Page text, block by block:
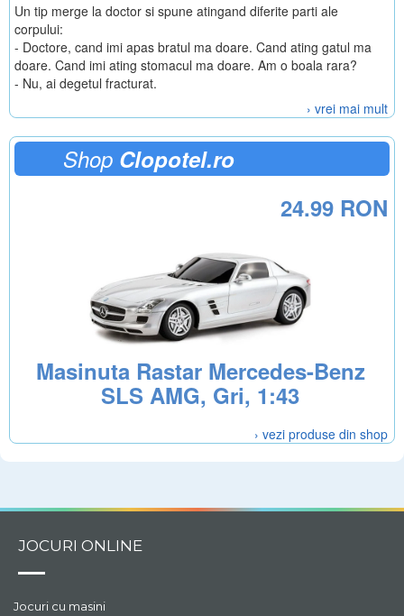
Un tip merge la doctor si spune atingand diferite parti ale
corpului:
- Doctore, cand imi apas bratul ma doare. Cand ating gatul ma
doare. Cand imi ating stomacul ma doare. Am o boala rara?
- Nu, ai degetul fracturat.
› vrei mai mult
Shop Clopotel.ro
Masinuta Rastar Mercedes-Benz
SLS AMG, Gri, 1:43
24.99 RON
› vezi produse din shop
JOCURI ONLINE
Jocuri cu masini